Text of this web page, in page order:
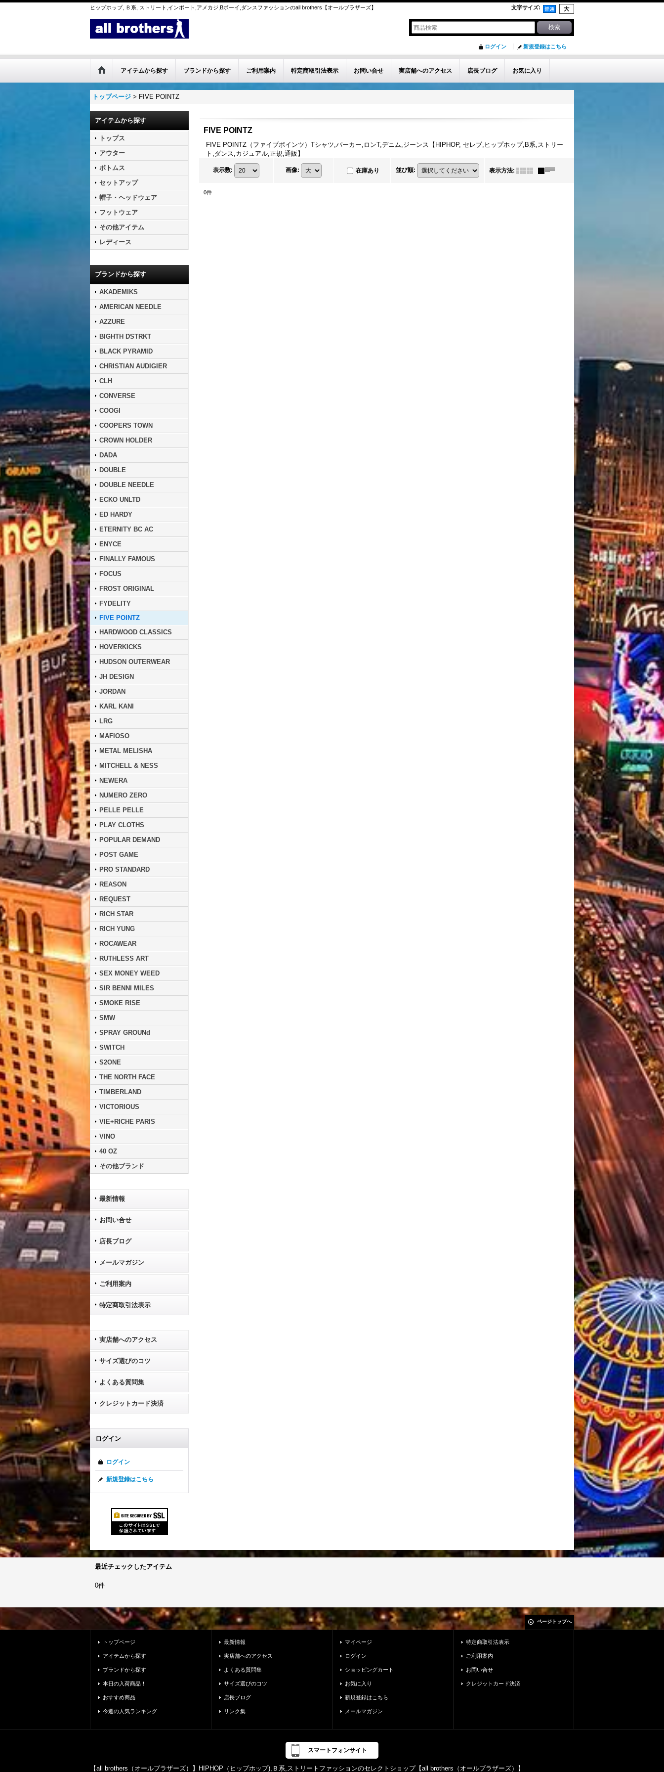
ヒップホップ, Ｂ系, ストリート,インポート,アメカジ,Bボーイ,ダンスファッションのall brothers【オールブラザーズ】 文字サイズ:
ログイン 新規登録はこちら
アイテムから探す ブランドから探す ご利用案内 特定商取引法表示 お問い合せ 実店舗へのアクセス 店長ブログ お気に入り
トップページ > FIVE POINTZ
アイテムから探す
トップス
アウター
ボトムス
セットアップ
帽子・ヘッドウェア
フットウェア
その他アイテム
レディース
ブランドから探す
AKADEMIKS
AMERICAN NEEDLE
AZZURE
BIGHTH DSTRKT
BLACK PYRAMID
CHRISTIAN AUDIGIER
CLH
CONVERSE
COOGI
COOPERS TOWN
CROWN HOLDER
DADA
DOUBLE
DOUBLE NEEDLE
ECKO UNLTD
ED HARDY
ETERNITY BC AC
ENYCE
FINALLY FAMOUS
FOCUS
FROST ORIGINAL
FYDELITY
FIVE POINTZ
HARDWOOD CLASSICS
HOVERKICKS
HUDSON OUTERWEAR
JH DESIGN
JORDAN
KARL KANI
LRG
MAFIOSO
METAL MELISHA
MITCHELL & NESS
NEWERA
NUMERO ZERO
PELLE PELLE
PLAY CLOTHS
POPULAR DEMAND
POST GAME
PRO STANDARD
REASON
REQUEST
RICH STAR
RICH YUNG
ROCAWEAR
RUTHLESS ART
SEX MONEY WEED
SIR BENNI MILES
SMOKE RISE
SMW
SPRAY GROUNd
SWITCH
S2ONE
THE NORTH FACE
TIMBERLAND
VICTORIOUS
VIE+RICHE PARIS
VINO
40 OZ
その他ブランド
最新情報
お問い合せ
店長ブログ
メールマガジン
ご利用案内
特定商取引法表示
実店舗へのアクセス
サイズ選びのコツ
よくある質問集
クレジットカード決済
ログイン
ログイン
新規登録はこちら
FIVE POINTZ
FIVE POINTZ（ファイブポインツ）Tシャツ,パーカー,ロンT,デニム,ジーンス【HIPHOP, セレブ,ヒップホップ,B系,ストリー
ト,ダンス,カジュアル,正規,通販】
表示数: 画像: 在庫あり 並び順: 表示方法:
0件
最近チェックしたアイテム
0件
ページトップへ
トップページ
アイテムから探す
ブランドから探す
本日の入荷商品！
おすすめ商品
今週の人気ランキング
最新情報
実店舗へのアクセス
よくある質問集
サイズ選びのコツ
店長ブログ
リンク集
マイページ
ログイン
ショッピングカート
お気に入り
新規登録はこちら
メールマガジン
特定商取引法表示
ご利用案内
お問い合せ
クレジットカード決済
スマートフォンサイト
【all brothers（オールブラザーズ）】HIPHOP（ヒップホップ),Ｂ系,ストリートファッションのセレクトショップ【all brothers（オールブラザーズ）】